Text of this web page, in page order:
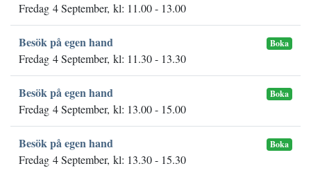
Fredag 4 September, kl: 11.00 - 13.00
Besök på egen hand Boka
Fredag 4 September, kl: 11.30 - 13.30
Besök på egen hand Boka
Fredag 4 September, kl: 13.00 - 15.00
Besök på egen hand Boka
Fredag 4 September, kl: 13.30 - 15.30